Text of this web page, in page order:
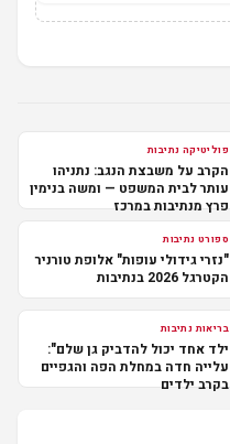
פוליטיקה נתיבות
הקרב על משבצת הנגב: נתניהו
עותר לבית המשפט — ומשה בנימין
פרץ מנתיבות במרכז
ספורט נתיבות
"נזרי גידולי עופות" אלופת טורניר
הקטרגל 2026 בנתיבות
בריאות נתיבות
ילד אחד יכול להדביק גן שלם":
עלייה חדה במחלת הפה והגפיים
בקרב ילדים